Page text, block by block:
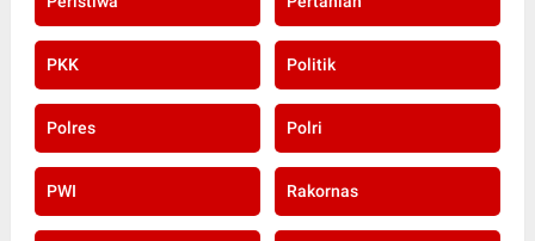
PKK Politik
Polres Polri
PWI Rakornas